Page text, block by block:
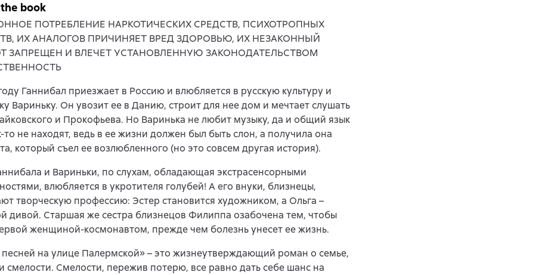
book
ПОТРЕБЛЕНИЕ НАРКОТИЧЕСКИХ СРЕДСТВ, ПСИХОТРОПНЫХ
ИХ АНАЛОГОВ ПРИЧИНЯЕТ ВРЕД ЗДОРОВЬЮ, ИХ НЕЗАКОННЫЙ
ЗАПРЕЩЕН И ВЛЕЧЕТ УСТАНОВЛЕННУЮ ЗАКОНОДАТЕЛЬСТВОМ
Ганнибал приезжает в Россию и влюбляется в русскую культуру и
Вариньку. Он увозит ее в Данию, строит для нее дом и мечтает слушать
и Прокофьева. Но Варинька не любит музыку, да и общий язык
то не находят, ведь в ее жизни должен был быть слон, а получила она
который съел ее возлюбленного (но это совсем другая история).
и Вариньки, по слухам, обладающая экстрасенсорными
влюбляется в укротителя голубей! А его внуки, близнецы,
творческую профессию: Эстер становится художником, а Ольга –
дивой. Старшая же сестра близнецов Филиппа озабочена тем, чтобы
женщиной-космонавтом, прежде чем болезнь унесет ее жизнь.
на улице Палермской» – это жизнеутверждающий роман о семье,
смелости. Смелости, пережив потерю, все равно дать себе шанс на